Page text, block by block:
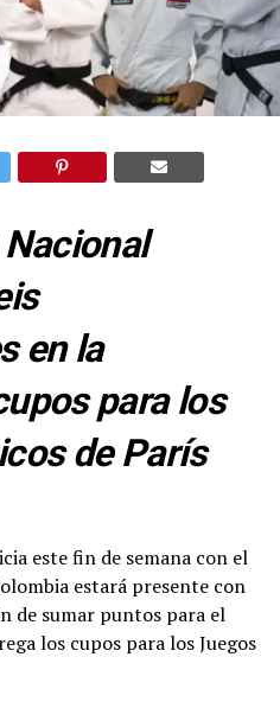
en la
para los
de París
este fin de semana con el
estará presente con
de sumar puntos para el
los cupos para los Juegos